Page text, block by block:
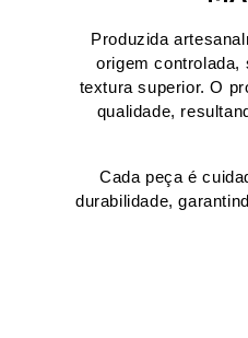
Produzida
origem controlada,
textura superior. O
qualidade,
Cada peça é
durabilidade,